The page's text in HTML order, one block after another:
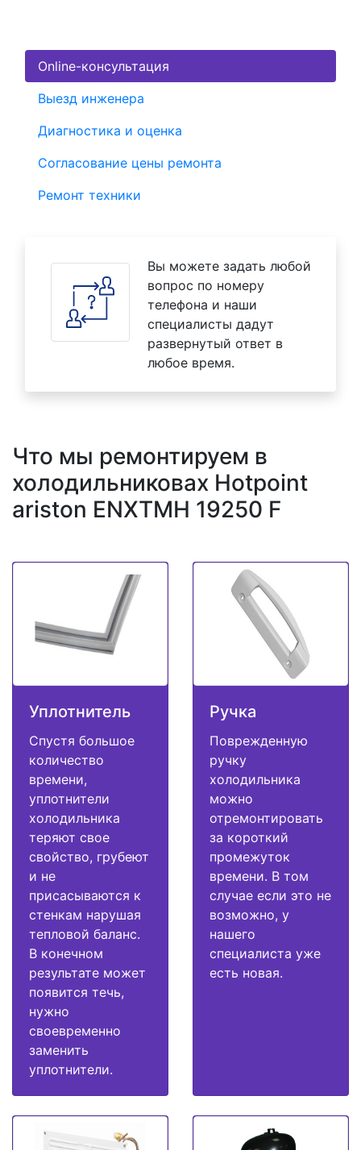
Online-консультация
Выезд инженера
Диагностика и оценка
Согласование цены ремонта
Ремонт техники
Вы можете задать любой
вопрос по номеру
телефона и наши
специалисты дадут
развернутый ответ в
любое время.
Что мы ремонтируем в
холодильниковах Hotpoint
ariston ENXTMH 19250 F
Уплотнитель
Спустя большое
количество
времени,
уплотнители
холодильника
теряют свое
свойство, грубеют
и не
присасываются к
стенкам нарушая
тепловой баланс.
В конечном
результате может
появится течь,
нужно
своевременно
заменить
уплотнители.
Ручка
Поврежденную
ручку
холодильника
можно
отремонтировать
за короткий
промежуток
времени. В том
случае если это не
возможно, у
нашего
специалиста уже
есть новая.